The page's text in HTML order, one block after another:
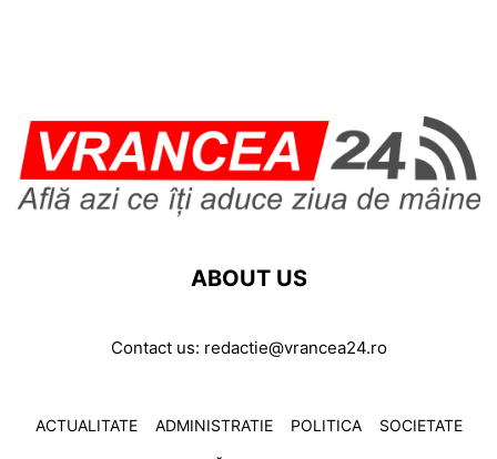
ABOUT US
Contact us: redactie@vrancea24.ro
ACTUALITATE ADMINISTRATIE POLITICA SOCIETATE